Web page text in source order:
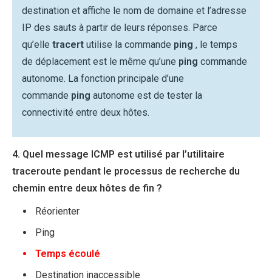
destination et affiche le nom de domaine et l’adresse
IP des sauts à partir de leurs réponses. Parce
qu’elle tracert utilise la commande ping , le temps
de déplacement est le même qu’une ping commande
autonome. La fonction principale d’une
commande ping autonome est de tester la
connectivité entre deux hôtes.
4. Quel message ICMP est utilisé par l’utilitaire
traceroute pendant le processus de recherche du
chemin entre deux hôtes de fin ?
Réorienter
Ping
Temps écoulé
Destination inaccessible